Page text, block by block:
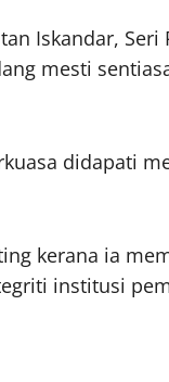
Iskandar, Seri
mesti
didapati
kerana ia
institusi